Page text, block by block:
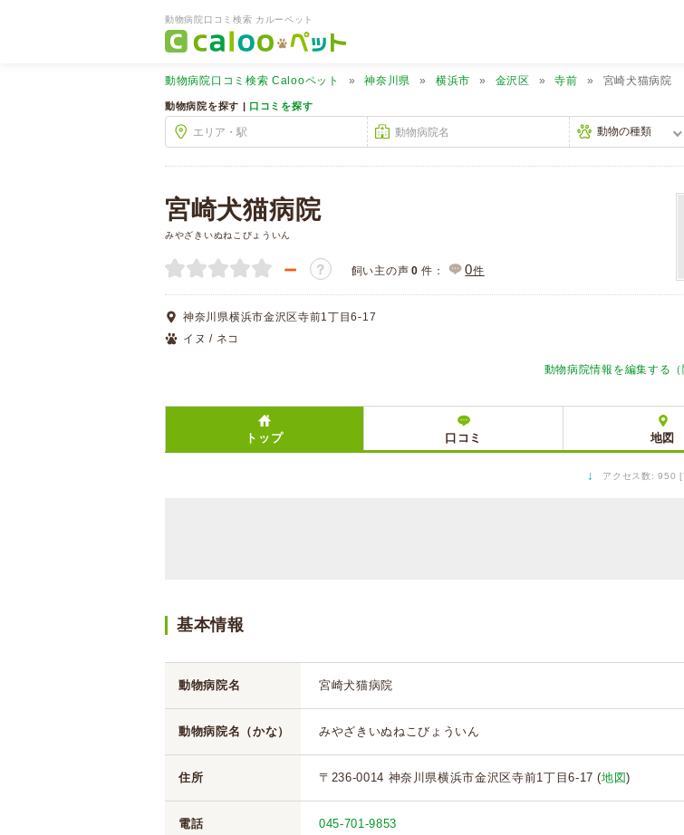
動物病院口コミ検索 カルーペット
動物病院口コミ検索 Calooペット 神奈川県 横浜市 金沢区 寺前 宮崎犬猫病院
動物病院を探す | 口コミを探す
宮崎犬猫病院
みやざきいぬねこびょういん
－ ？ 飼い主の声 0 件： 0件
神奈川県横浜市金沢区寺前1丁目6-17
イヌ / ネコ
動物病院情報を編集する（
トップ 口コミ 地図
↓ アクセス数: 950
基本情報
動物病院名 宮崎犬猫病院
動物病院名（かな） みやざきいぬねこびょういん
住所 〒236-0014 神奈川県横浜市金沢区寺前1丁目6-17 (地図)
電話
045-701-9853